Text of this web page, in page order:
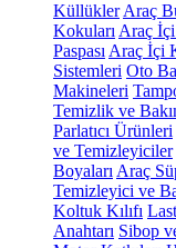
Küllükler Araç
Kokuları Araç
Paspası Araç İçi
Sistemleri Oto
Makineleri
Temizlik ve
Parlatıcı Ürünleri
ve Temizleyiciler
Boyaları Araç
Temizleyici ve
Koltuk Kılıfı
Anahtarı Sibop